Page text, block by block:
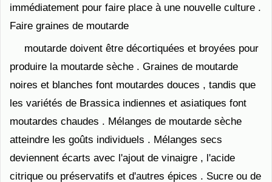
immédiatement pour faire place à une nouvelle culture .
Faire graines de moutarde
moutarde doivent être décortiquées et broyées pour
produire la moutarde sèche . Graines de moutarde
noires et blanches font moutardes douces , tandis que
les variétés de Brassica indiennes et asiatiques font
moutardes chaudes . Mélanges de moutarde sèche
atteindre les goûts individuels . Mélanges secs
deviennent écarts avec l'ajout de vinaigre , l'acide
citrique ou préservatifs et d'autres épices . Sucre ou de